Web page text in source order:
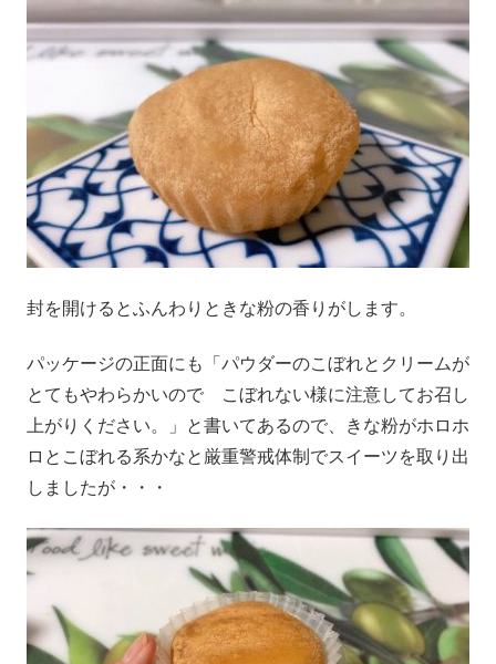
封を開けるとふんわりときな粉の香りがします。
パッケージの正面にも「パウダーのこぼれとクリームが
とてもやわらかいので こぼれない様に注意してお召し
上がりください。」と書いてあるので、きな粉がホロホ
ロとこぼれる系かなと厳重警戒体制でスイーツを取り出
しましたが・・・